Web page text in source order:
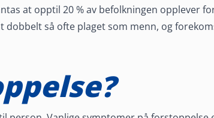
at opptil 20 % av befolkningen opplever
så ofte plaget som menn, og